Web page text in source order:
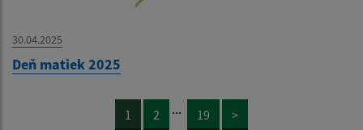
30.04.2025
Deň matiek 2025
1 2 ... 19 >